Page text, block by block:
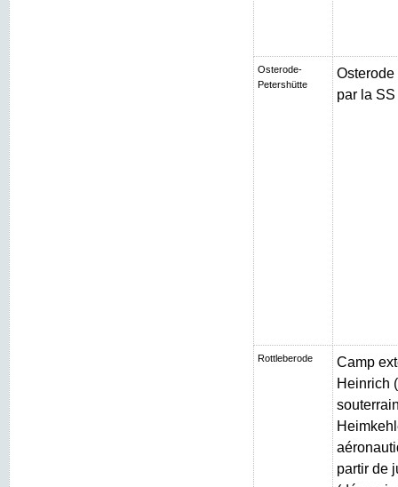
Osterode-
Petershütte
par la
Rottleberode
Camp
Heinrich
partir de